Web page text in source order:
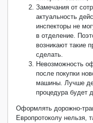
Замечания от
актуальность
инспекторы не
в отделение.
возникают такие
сделать.
Невозможность
после покупки
машины. Лучше
процедура будет
Оформлять дорожно-
Европротоколу нельзя,